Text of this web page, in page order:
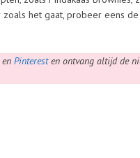
het gaat, probeer eens
en Pinteresten ontvang altijd de